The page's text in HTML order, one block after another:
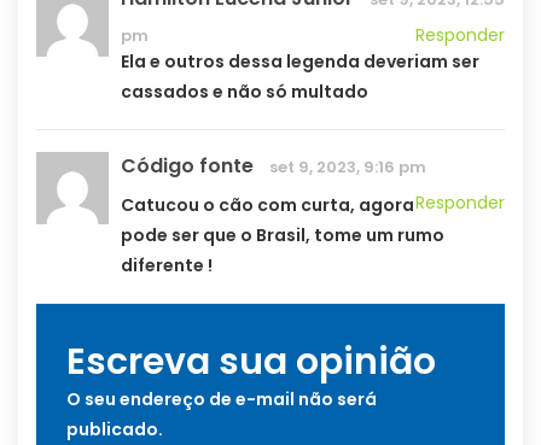
pm
Responder
Ela e outros dessa legenda deveriam ser
cassados e não só multado
Código fonte set 9, 2023, 9:16 pm
Responder
Catucou o cão com curta, agora
pode ser que o Brasil, tome um rumo
diferente !
Escreva sua opinião
O seu endereço de e-mail não será
publicado.